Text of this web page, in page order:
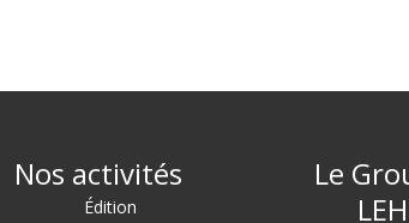
Nos activités
Édition
Le
LEH